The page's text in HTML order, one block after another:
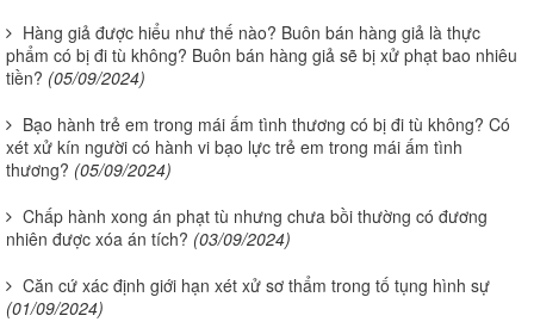
Hàng giả được hiểu như thế nào? Buôn bán hàng giả là thực
phẩm có bị đi tù không? Buôn bán hàng giả sẽ bị xử phạt bao nhiêu
tiền? (05/09/2024)
Bạo hành trẻ em trong mái ấm tình thương có bị đi tù không? Có
xét xử kín người có hành vi bạo lực trẻ em trong mái ấm tình
thương? (05/09/2024)
Chấp hành xong án phạt tù nhưng chưa bồi thường có đương
nhiên được xóa án tích? (03/09/2024)
Căn cứ xác định giới hạn xét xử sơ thẩm trong tố tụng hình sự
(01/09/2024)